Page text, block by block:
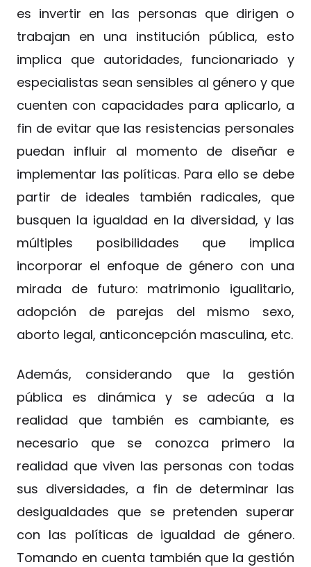
es invertir en las personas que dirigen o
trabajan en una institución pública, esto
implica que autoridades, funcionariado y
especialistas sean sensibles al género y que
cuenten con capacidades para aplicarlo, a
fin de evitar que las resistencias personales
puedan influir al momento de diseñar e
implementar las políticas. Para ello se debe
partir de ideales también radicales, que
busquen la igualdad en la diversidad, y las
múltiples posibilidades que implica
incorporar el enfoque de género con una
mirada de futuro: matrimonio igualitario,
adopción de parejas del mismo sexo,
aborto legal, anticoncepción masculina, etc.
Además, considerando que la gestión
pública es dinámica y se adecúa a la
realidad que también es cambiante, es
necesario que se conozca primero la
realidad que viven las personas con todas
sus diversidades, a fin de determinar las
desigualdades que se pretenden superar
con las políticas de igualdad de género.
Tomando en cuenta también que la gestión